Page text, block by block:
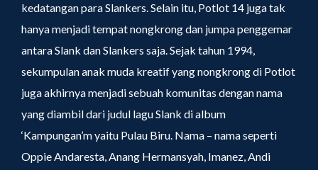
kedatangan para Slankers. Selain itu, Potlot 14 juga tak
hanya menjadi tempat nongkrong dan jumpa penggemar
antara Slank dan Slankers saja. Sejak tahun 1994,
sekumpulan anak muda kreatif yang nongkrong di Potlot
juga akhirnya menjadi sebuah komunitas dengan nama
yang diambil dari judul lagu Slank di album
‘Kampungan’m yaitu Pulau Biru. Nama – nama seperti
Oppie Andaresta, Anang Hermansyah, Imanez, Andi